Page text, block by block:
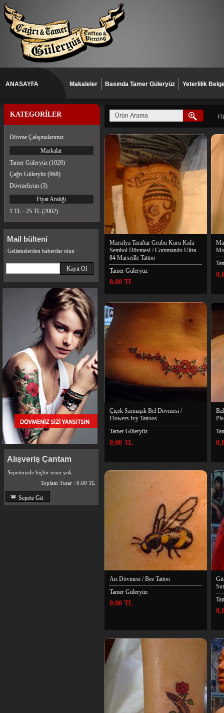
ANASAYFA Makaleler Basında Tamer Güleryüz Yeterlilik
KATEGORİLER
Dövme Çalışmalarımız
Markalar
Tamer Güleryüz (1028)
Çağrı Güleryüz (968)
Dövmeliyim (3)
Fiyat Aralığı
1 TL - 25 TL (2002)
Mail bülteni
Gelismelerden haberdar olun
Alışveriş Çantam
Sepetinizde hiçbir ürün yok.
Toplam Tutar : 0.00 TL
Sepete Git
Marsilya Taraftar Grubu Kuru Kafa
Sembol Dövmesi / Commando Ultra
84 Marseille Tattoo
Tamer Güleryüz
0,00 TL
Çiçek Sarmaşık Bel Dövmesi /
Flowers Ivy Tattoos
Tamer Güleryüz
0,00 TL
Arı Dövmesi / Bee Tattoo
Tamer Güleryüz
0,00 TL